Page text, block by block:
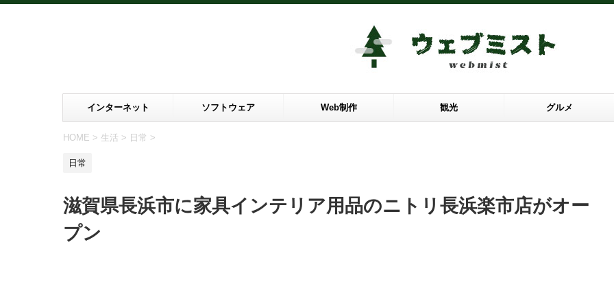
インターネット ソフトウェア Web制作 観光 グルメ
HOME > 生活 > 日常 >
日常
滋賀県長浜市に家具インテリア用品のニトリ長浜楽市店がオー
プン